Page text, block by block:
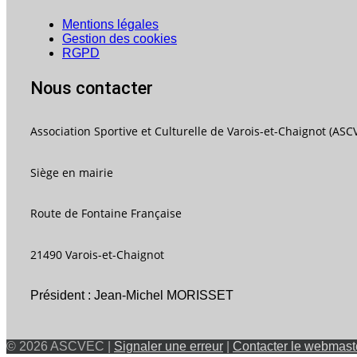
Mentions légales
Gestion des cookies
RGPD
Nous contacter
Association Sportive et Culturelle de Varois-et-Chaignot
Siège en mairie
Route de Fontaine Française
21490 Varois-et-Chaignot
Président : Jean-Michel MORISSET
© 2026 ASCVEC | Signaler une erreur Contacter le